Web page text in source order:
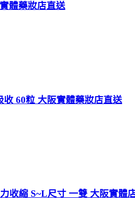
體藥妝店直送
收 60粒 大阪實體藥妝店直送
收縮 S~L尺寸 一雙 大阪實體